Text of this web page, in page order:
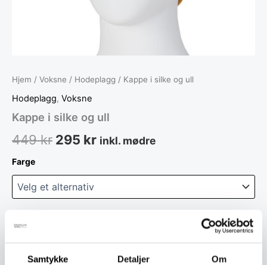
Samtykke Detaljer Om
Hjem / Voksne / Hodeplagg / Kappe i silke og ull
Hodeplagg, Voksne
Kappe i silke og ull
449kr 295 kr inkl. mødre
Farge